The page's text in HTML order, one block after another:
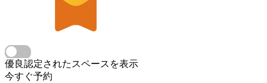
優良認定されたスペースを表示
今すぐ予約